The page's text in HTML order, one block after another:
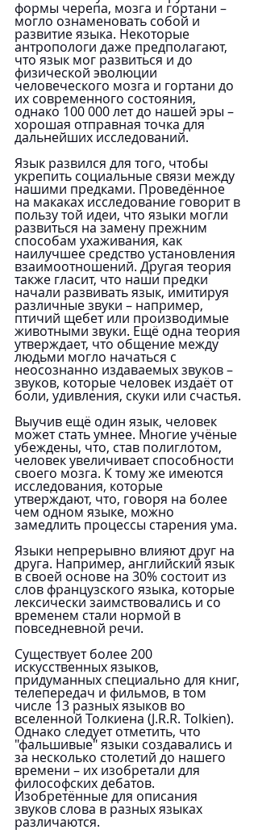
формы черепа, мозга и гортани –
могло ознаменовать собой и
развитие языка. Некоторые
антропологи даже предполагают,
что язык мог развиться и до
физической эволюции
человеческого мозга и гортани до
их современного состояния,
однако 100 000 лет до нашей эры –
хорошая отправная точка для
дальнейших исследований.
Язык развился для того, чтобы
укрепить социальные связи между
нашими предками. Проведённое
на макаках исследование говорит в
пользу той идеи, что языки могли
развиться на замену прежним
способам ухаживания, как
наилучшее средство установления
взаимоотношений. Другая теория
также гласит, что наши предки
начали развивать язык, имитируя
различные звуки – например,
птичий щебет или производимые
животными звуки. Ещё одна теория
утверждает, что общение между
людьми могло начаться с
неосознанно издаваемых звуков –
звуков, которые человек издаёт от
боли, удивления, скуки или счастья.
Выучив ещё один язык, человек
может стать умнее. Многие учёные
убеждены, что, став полиглотом,
человек увеличивает способности
своего мозга. К тому же имеются
исследования, которые
утверждают, что, говоря на более
чем одном языке, можно
замедлить процессы старения ума.
Языки непрерывно влияют друг на
друга. Например, английский язык
в своей основе на 30% состоит из
слов французского языка, которые
лексически заимствовались и со
временем стали нормой в
повседневной речи.
Существует более 200
искусственных языков,
придуманных специально для книг,
телепередач и фильмов, в том
числе 13 разных языков во
вселенной Толкиена (J.R.R. Tolkien).
Однако следует отметить, что
"фальшивые" языки создавались и
за несколько столетий до нашего
времени – их изобретали для
философских дебатов.
Изобретённые для описания
звуков слова в разных языках
различаются.